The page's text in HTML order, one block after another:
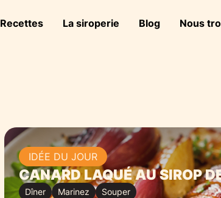
Recettes La siroperie Blog Nous
IDÉE DU JOUR
CANARD LAQUÉ AU SIROP
Dîner Marinez Souper